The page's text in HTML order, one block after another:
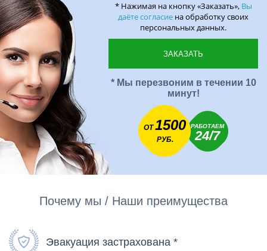
* Нажимая на кнопку «Заказать», Вы
даёте согласие на обработку своих
персональных данных.
* Мы перезвоним в течении 10
минут!
ОТ1500
РУБ.
РАБОТАЕМ
24/7
Почему мы / Наши преимущества
Эвакуация застрахована *